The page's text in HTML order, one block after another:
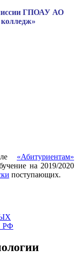
ГПОАУ АО
«Абитуриентам»
на 2019/2020
поступающих.